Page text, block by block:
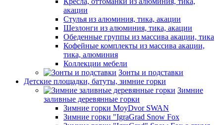
акации
Стулья из алюминия, тика, акации
Шезлонги из алюминия, тика, акации
Обеденные группы из массива акации, тика
Кофейные комплекты из массива акации,
тика, алюминия
Коллекции мебели
Зонты и подставки
Детские площадки, батуты, зимние горки
Зимние
заливные деревянные горки
Зимние горки MoyDvor SWAN
Зимние горки "IgraGrad Snow Fox